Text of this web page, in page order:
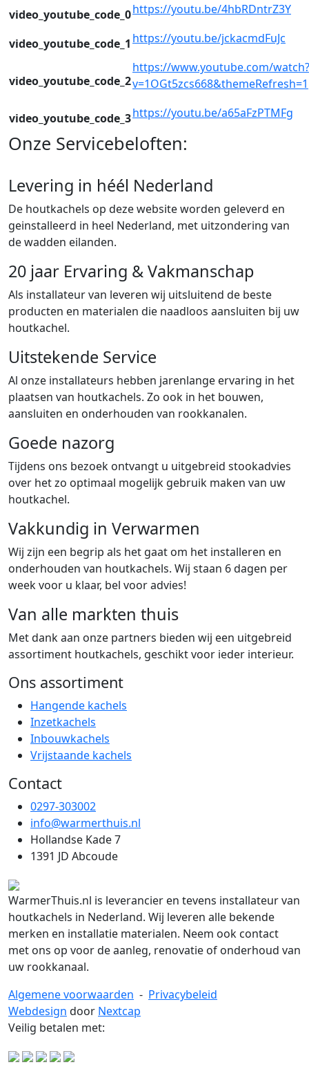
video_youtube_code_0https://youtu.be/4hbRDntrZ3Y
video_youtube_code_1 https://youtu.be/jckacmdFuJc
video_youtube_code_2
https://www.youtube.com/watch?
v=1OGt5zcs668&themeRefresh=1
video_youtube_code_3https://youtu.be/a65aFzPTMFg
Onze Servicebeloften:
Levering in héél Nederland
De houtkachels op deze website worden geleverd en
geinstalleerd in heel Nederland, met uitzondering van
de wadden eilanden.
20 jaar Ervaring & Vakmanschap
Als installateur van leveren wij uitsluitend de beste
producten en materialen die naadloos aansluiten bij uw
houtkachel.
Uitstekende Service
Al onze installateurs hebben jarenlange ervaring in het
plaatsen van houtkachels. Zo ook in het bouwen,
aansluiten en onderhouden van rookkanalen.
Goede nazorg
Tijdens ons bezoek ontvangt u uitgebreid stookadvies
over het zo optimaal mogelijk gebruik maken van uw
houtkachel.
Vakkundig in Verwarmen
Wij zijn een begrip als het gaat om het installeren en
onderhouden van houtkachels. Wij staan 6 dagen per
week voor u klaar, bel voor advies!
Van alle markten thuis
Met dank aan onze partners bieden wij een uitgebreid
assortiment houtkachels, geschikt voor ieder interieur.
Ons assortiment
Hangende kachels
Inzetkachels
Inbouwkachels
Vrijstaande kachels
Contact
0297-303002
info@warmerthuis.nl
Hollandse Kade 7
1391 JD Abcoude
WarmerThuis.nl is leverancier en tevens installateur van
houtkachels in Nederland. Wij leveren alle bekende
merken en installatie materialen. Neem ook contact
met ons op voor de aanleg, renovatie of onderhoud van
uw rookkanaal.
Algemene voorwaarden - Privacybeleid
Webdesign door Nextcap
Veilig betalen met: